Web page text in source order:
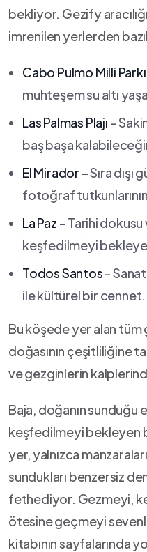
bekliyor. Gezify
imrenilen yerlerden
Cabo Pulmo Milli Parkı
muhteşem su altı
Las Palmas Plajı –
baş başa
El Mirador – Sıra dışı​
fotoğraf
La Paz – ⁢Tarihi
keşfedilmeyi
Todos Santos-‌
ile kültürel ​bir‍ cennet.
Bu⁢ köşede yer alan tüm
doğasının çeşitliliğine‍
ve gezginlerin
Baja,​ doğanın ‍sunduğu
keşfedilmeyi bekleyen
yer, ⁤yalnızca
sundukları benzersiz
fethediyor. Gezmeyi,
ötesine geçmeyi
kitabının sayfalarında